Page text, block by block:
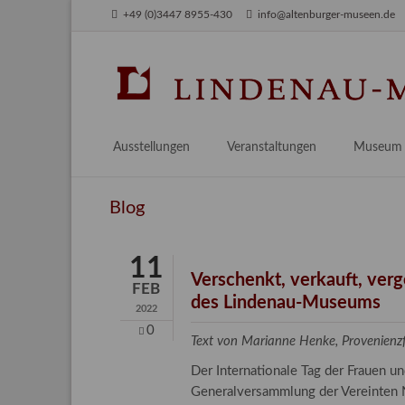
+49 (0)3447 8955-430 info@altenburger-museen.de
Ausstellungen
Aktuell
Veranstaltungen Museum
Digitales
Team
Blog
11
FEB
2022
0
Verschenkt, verkauft,
des Lindenau-Museums
Text von Marianne Henke,
Der Internationale Tag der Frauen
Generalversammlung der